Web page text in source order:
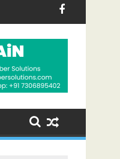
ചോദ്യം ചെയ്ത്
20